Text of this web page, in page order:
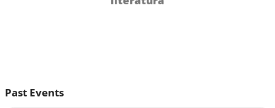
Past Events